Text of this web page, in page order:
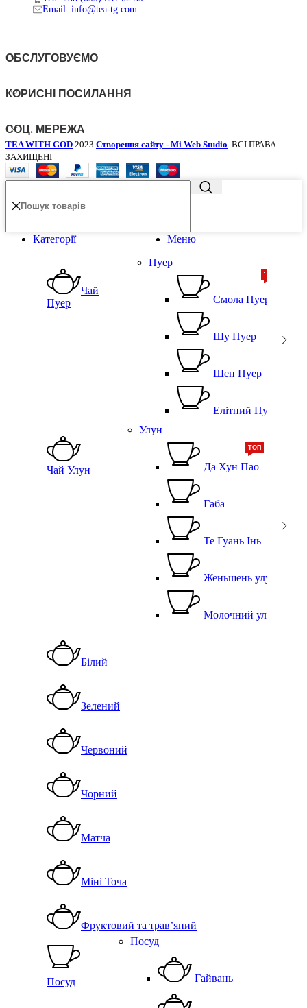
Email: info@tea-tg.com
ОБСЛУГОВУЄМО
КОРИСНІ ПОСИЛАННЯ
СОЦ. МЕРЕЖА
TEA WITH GOD 2023 Створення сайту - Mi Web Studio . ВСІ ПРАВА
ЗАХИЩЕНІ
Меню
Категорії
Чай
Пуер
Пуер
Смола Пуера
ТОП
Шу Пуер
Шен Пуер
Елітний Пуер
Чай Улун
Улун
Да Хун Пао
ТОП
Габа
Те Гуань Інь
Женьшень улун
Молочний улун
Білий
Зелений
Червоний
Чорний
Матча
Міні Точа
Фруктовий та трав’яний
Посуд
Посуд
Гайвань